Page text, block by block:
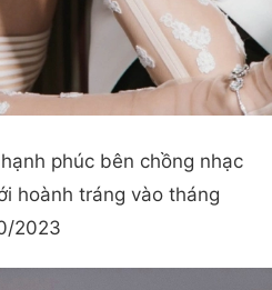
phúc bên chồng nhạc
hoành tráng vào tháng
2023